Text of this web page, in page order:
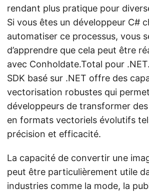
rendant plus pratique pour
Si vous êtes un développeur C#
automatiser ce processus, vous
d’apprendre que cela peut être
avec Conholdate.Total pour
SDK basé sur .NET offre des
vectorisation robustes qui
développeurs de transformer
en formats vectoriels évolutifs
précision et efficacité.
La capacité de convertir une
peut être particulièrement utile
industries comme la mode, la